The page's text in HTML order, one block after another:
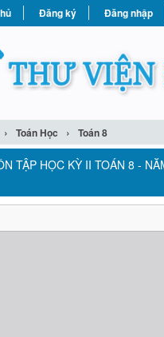
Đăng ký Đăng nhập
› Toán Học › Toán 8
TẬP HỌC KỲ II TOÁN 8 -